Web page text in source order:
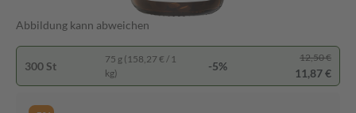
Abbildung kann abweichen
300 St
75 g (158,27 € / 1
kg)
-5%
12,50 €
11,87 €